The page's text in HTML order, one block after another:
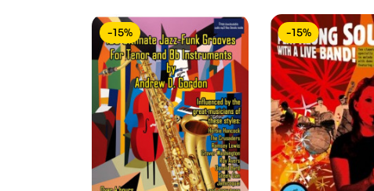
-15% -15%